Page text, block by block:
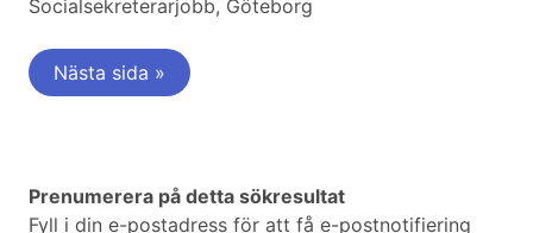
Socialsekreterarjobb, Göteborg
Nästa sida »
Prenumerera på detta sökresultat
Fyll i din e-postadress för att få e-postnotifiering